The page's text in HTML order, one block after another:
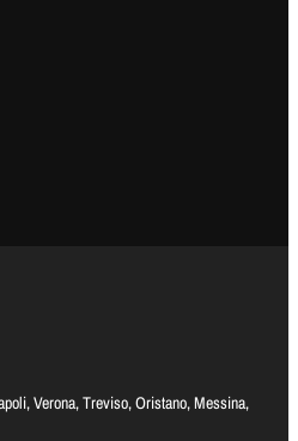
Verona, Treviso, Oristano, Messina,